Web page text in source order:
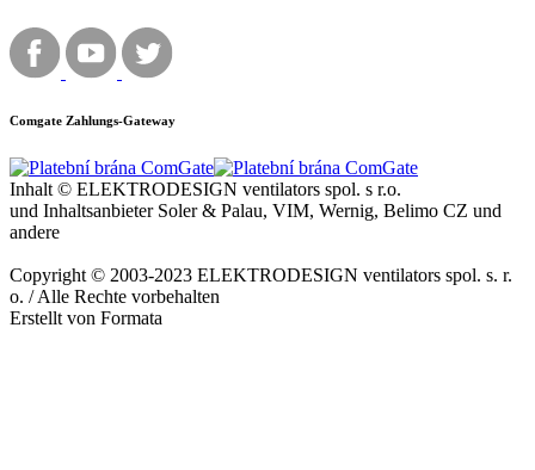
Comgate Zahlungs-Gateway
Inhalt © ELEKTRODESIGN ventilators spol. s r.o.
und Inhaltsanbieter Soler & Palau, VIM, Wernig, Belimo CZ und
andere
Copyright © 2003-2023 ELEKTRODESIGN ventilators spol. s. r.
o. / Alle Rechte vorbehalten
Erstellt von Formata